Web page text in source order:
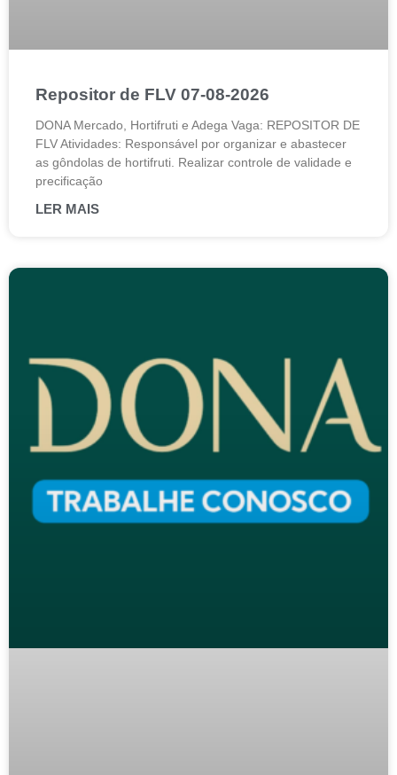
Repositor de FLV 07-08-2026
DONA Mercado, Hortifruti e Adega Vaga: REPOSITOR DE
FLV Atividades: Responsável por organizar e abastecer
as gôndolas de hortifruti. Realizar controle de validade e
precificação
LER MAIS